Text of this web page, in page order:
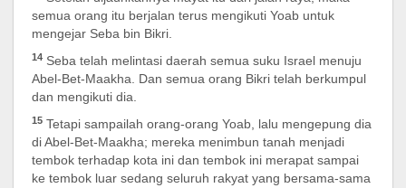
semua orang itu berjalan terus mengikuti Yoab untuk
mengejar Seba bin Bikri.
14 Seba telah melintasi daerah semua suku Israel menuju
Abel-Bet-Maakha. Dan semua orang Bikri telah berkumpul
dan mengikuti dia.
15 Tetapi sampailah orang-orang Yoab, lalu mengepung dia
di Abel-Bet-Maakha; mereka menimbun tanah menjadi
tembok terhadap kota ini dan tembok ini merapat sampai
ke tembok luar sedang seluruh rakyat yang bersama-sama